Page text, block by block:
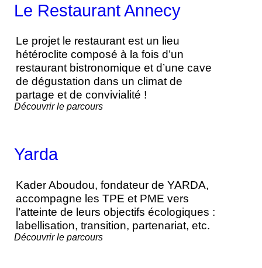
Le Restaurant Annecy
Le projet le restaurant est un lieu
hétéroclite composé à la fois d’un
restaurant bistronomique et d’une cave
de dégustation dans un climat de
partage et de convivialité !
Découvrir le parcours
Yarda
Kader Aboudou, fondateur de YARDA,
accompagne les TPE et PME vers
l’atteinte de leurs objectifs écologiques :
labellisation, transition, partenariat, etc.
Découvrir le parcours